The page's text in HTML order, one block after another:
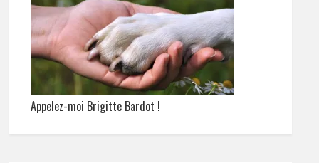
Appelez-moi Brigitte Bardot !